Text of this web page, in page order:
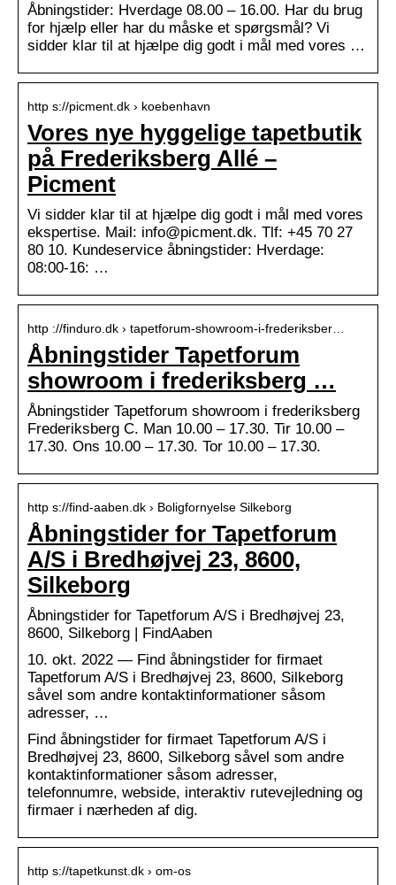
Åbningstider: Hverdage 08.00 – 16.00. Har du brug
for hjælp eller har du måske et spørgsmål? Vi
sidder klar til at hjælpe dig godt i mål med vores …
http s://picment.dk › koebenhavn
Vores nye hyggelige tapetbutik
på Frederiksberg Allé –
Picment
Vi sidder klar til at hjælpe dig godt i mål med vores
ekspertise. Mail: info@picment.dk. Tlf: +45 70 27
80 10. Kundeservice åbningstider: Hverdage:
08:00-16: …
http ://finduro.dk › tapetforum-showroom-i-frederiksber…
Åbningstider Tapetforum
showroom i frederiksberg …
Åbningstider Tapetforum showroom i frederiksberg
Frederiksberg C. Man 10.00 – 17.30. Tir 10.00 –
17.30. Ons 10.00 – 17.30. Tor 10.00 – 17.30.
http s://find-aaben.dk › Boligfornyelse Silkeborg
Åbningstider for Tapetforum
A/S i Bredhøjvej 23, 8600,
Silkeborg
Åbningstider for Tapetforum A/S i Bredhøjvej 23,
8600, Silkeborg | FindAaben
10. okt. 2022 — Find åbningstider for firmaet
Tapetforum A/S i Bredhøjvej 23, 8600, Silkeborg
såvel som andre kontaktinformationer såsom
adresser, …
Find åbningstider for firmaet Tapetforum A/S i
Bredhøjvej 23, 8600, Silkeborg såvel som andre
kontaktinformationer såsom adresser,
telefonnumre, webside, interaktiv rutevejledning og
firmaer i nærheden af dig.
http s://tapetkunst.dk › om-os